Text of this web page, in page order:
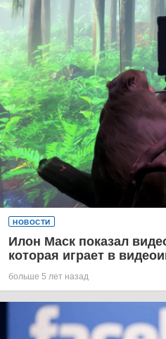
НОВОСТИ
Илон Маск показал
которая играет в
больше 5 лет назад